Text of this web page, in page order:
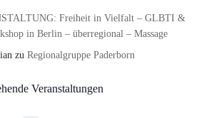
Freiheit in Vielfalt – GLBTI &
in Berlin – überregional – Massage
zu Regionalgruppe Paderborn
Veranstaltungen